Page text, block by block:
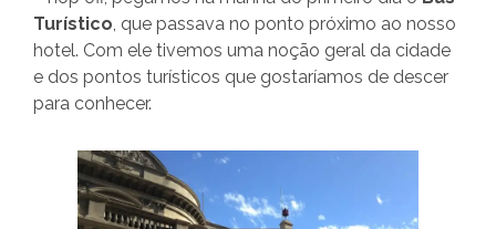
Turístico, que passava no ponto próximo ao nosso
hotel. Com ele tivemos uma noção geral da cidade
e dos pontos turísticos que gostaríamos de descer
para conhecer.